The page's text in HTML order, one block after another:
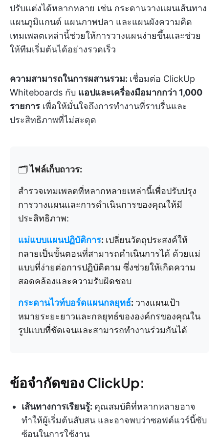
ปรับแต่งได้หลากหลาย เช่น กระดานวางแผนเส้นทาง
แผนภูมิแกนต์ แผนภาพปลา และแผนผังความคิด
เทมเพลตเหล่านี้ช่วยให้การวางแผนง่ายขึ้นและช่วย
ให้ทีมเริ่มต้นได้อย่างรวดเร็ว
ความสามารถในการผสานรวม: เชื่อมต่อ ClickUp
Whiteboards กับ แอปและเครื่องมือมากกว่า 1,000
รายการ เพื่อให้มั่นใจถึงการทำงานที่ราบรื่นและ
ประสิทธิภาพที่ไม่สะดุด
🗂️ไฟล์เก็บถาวร:
สำรวจเทมเพลตที่หลากหลายเหล่านี้เพื่อปรับปรุง
การวางแผนและการดำเนินการของคุณให้มี
ประสิทธิภาพ:
แม่แบบแผนปฏิบัติการ: เปลี่ยนวัตถุประสงค์ให้
กลายเป็นขั้นตอนที่สามารถดำเนินการได้ ด้วยแม่
แบบที่ง่ายต่อการปฏิบัติตาม ซึ่งช่วยให้เกิดความ
สอดคล้องและความรับผิดชอบ
กระดานไวท์บอร์ดแผนกลยุทธ์: วางแผนเป้า
หมายระยะยาวและกลยุทธ์ขององค์กรของคุณใน
รูปแบบที่ชัดเจนและสามารถทำงานร่วมกันได้
ข้อจำกัดของ ClickUp:
เส้นทางการเรียนรู้: คุณสมบัติที่หลากหลายอาจ
ทำให้ผู้เริ่มต้นสับสน และอาจพบว่าซอฟต์แวร์นี้ซับ
ซ้อนในการใช้งาน